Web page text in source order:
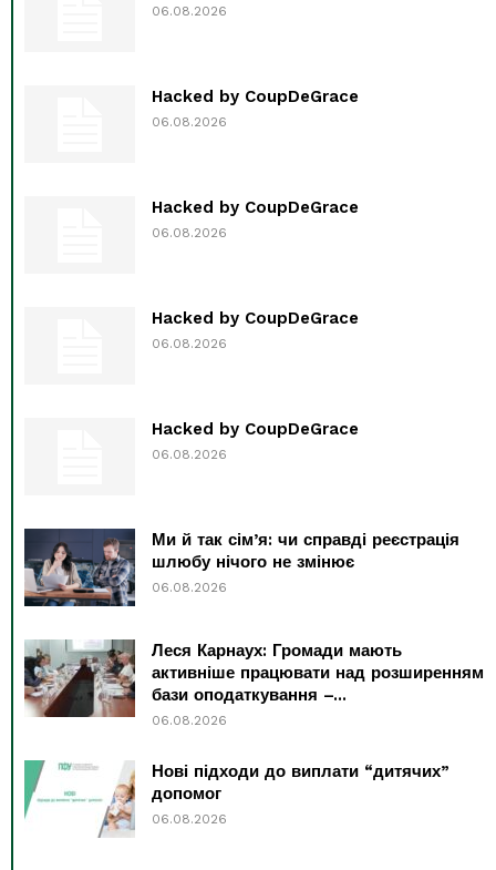
06.08.2026
Hacked by CoupDeGrace
06.08.2026
Hacked by CoupDeGrace
06.08.2026
Hacked by CoupDeGrace
06.08.2026
Hacked by CoupDeGrace
06.08.2026
Ми й так сім’я: чи справді реєстрація
шлюбу нічого не змінює
06.08.2026
Леся Карнаух: Громади мають
активніше працювати над розширенням
бази оподаткування –...
06.08.2026
Нові підходи до виплати “дитячих”
допомог
06.08.2026